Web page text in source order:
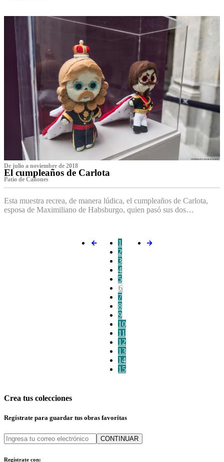
De julio a noviembre de 2018
El cumpleaños de Carlota
Patio de Cañones
Esta muestra recrea, de manera lúdica, el cumpleaños de Carlota,
esposa de Maximiliano de Habsburgo, quien pasó sus dos…
1
2
3
4
5
6
7
8
9
10
11
12
13
14
15
Crea tus colecciones
Regístrate para guardar tus obras favoritas
CONTINUAR
Regístrate con: